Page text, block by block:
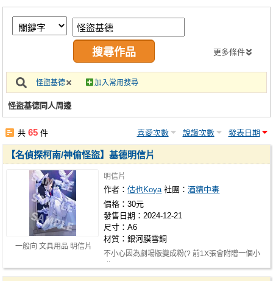
繪圖藝廊
交流中心
攤位轉讓區
會員功能選單
註冊會員
更多條件
怪盜基德 加入常用搜尋
怪盜基德同人周邊
共65 件 喜愛次數 說讚次數 發表日期
一般向 文具用品 明信片
【名偵探柯南/神偷怪盜】基德明信片
明信片
作者：估也Koya 社團：酒精中毒
價格：30元
發售日期：2024-12-21
尺寸：A6
材質：銀河膜雪銅
不小心因為劇場版變成粉(? 前1X張會附贈一個小